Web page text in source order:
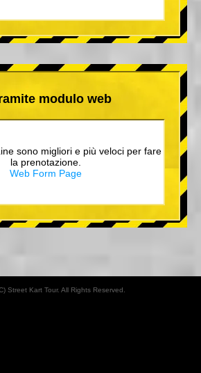
modulo web
sono migliori e più veloci per fare
la prenotazione.
Web Form Page
Street Kart Tour. All Rights Reserved.